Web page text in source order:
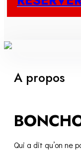
A propos
Qui a dit qu’on ne